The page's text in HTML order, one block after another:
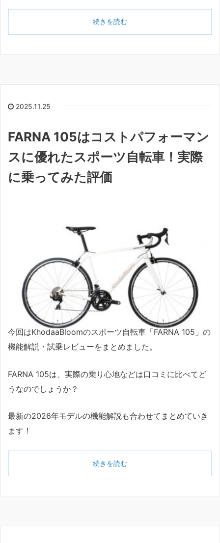
続きを読む
2025.11.25
FARNA 105はコストパフォーマン
スに優れたスポーツ自転車！実際
に乗ってみた評価
今回はKhodaaBloomのスポーツ自転車「FARNA 105」の
機能解説・試乗レビューをまとめました。
FARNA 105は、実際の乗り心地などは口コミに比べてど
うなのでしょうか？
最新の2026年モデルの機能解説も合わせてまとめていき
ます！
続きを読む